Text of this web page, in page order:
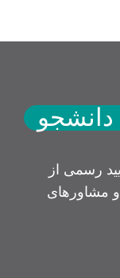
رسمی از
و مشاورهای